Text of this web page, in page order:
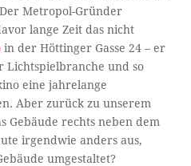
Metropol-Gründer
lange Zeit das nicht
in der Höttinger Gasse 24 – er
Lichtspielbranche und so
eine jahrelange
Aber zurück zu unserem
Gebäude rechts neben dem
irgendwie anders aus,
umgestaltet?